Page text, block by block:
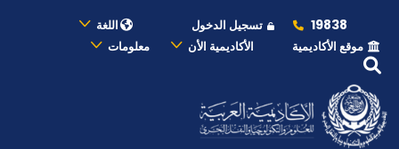
19838 تسجيل الدخول
اللغة
موقع الأكاديمية
الأكاديمية الأن معلومات